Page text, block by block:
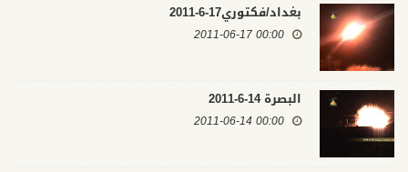
بغداد/فكتوري17-6-2011
00:00 2011-06-17
البصرة 14-6-2011
00:00 2011-06-14